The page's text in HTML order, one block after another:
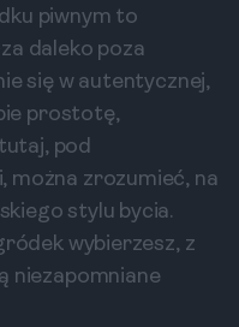
piwnym to
daleko poza
się w autentycznej,
prostotę,
pod
można zrozumieć, na
stylu bycia.
wybierzesz, z
niezapomniane